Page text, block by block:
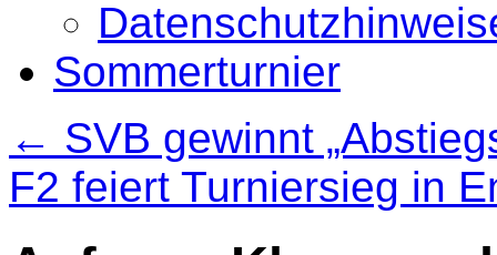
Sommerturnier
← SVB gewinnt
F2 feiert Turniersieg in